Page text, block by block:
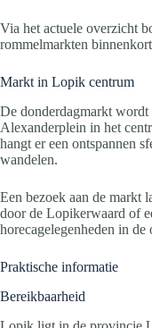
Via het actuele overzicht
rommelmarkten
Markt in Lopik centrum
De donderdagmarkt
Alexanderplein in het
hangt er een ontspannen
wandelen.
Een bezoek aan de markt
door de Lopikerwaard of
horecagelegenheden in de
Praktische informatie
Bereikbaarheid